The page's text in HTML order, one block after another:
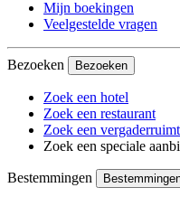
Mijn boekingen
Veelgestelde vragen
Bezoeken Bezoeken
Zoek een hotel
Zoek een restaurant
Zoek een
Zoek een speciale
Bestemmingen